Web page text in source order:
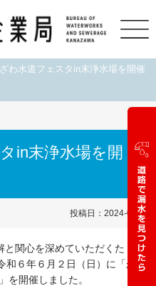
わ水道フェスタin末浄水場を開催
in末浄水場を開
投稿日：2024-06-03
関心を深めていただくた
６年６月２日（日）に「か
を開催しました。